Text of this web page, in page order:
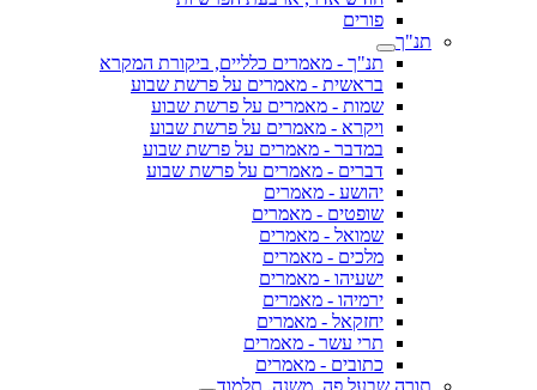
פורים
תנ"ך
תנ"ך - מאמרים כלליים, ביקורת המקרא
בראשית - מאמרים על פרשת שבוע
שמות - מאמרים על פרשת שבוע
ויקרא - מאמרים על פרשת שבוע
במדבר - מאמרים על פרשת שבוע
דברים - מאמרים על פרשת שבוע
יהושע - מאמרים
שופטים - מאמרים
שמואל - מאמרים
מלכים - מאמרים
ישעיהו - מאמרים
ירמיהו - מאמרים
יחזקאל - מאמרים
תרי עשר - מאמרים
כתובים - מאמרים
תורה שבעל פה, משנה, תלמוד